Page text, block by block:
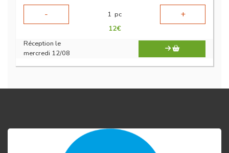
-
1 pc +
12€
Réception le
mercredi 12/08